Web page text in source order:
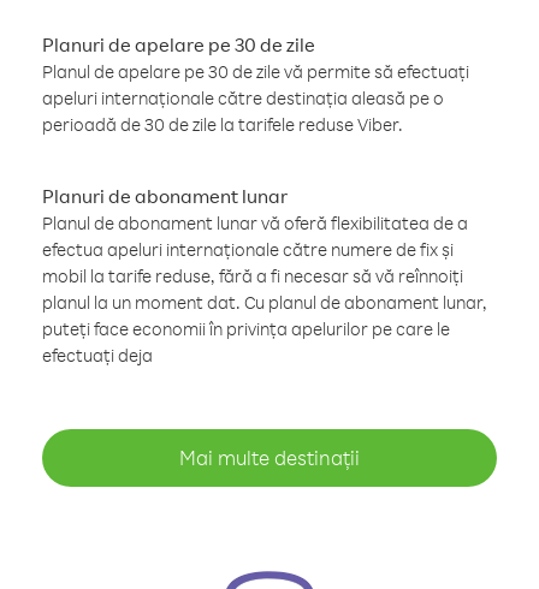
Planuri de apelare pe 30 de zile
Planul de apelare pe 30 de zile vă permite să efectuați
apeluri internaționale către destinația aleasă pe o
perioadă de 30 de zile la tarifele reduse Viber.
Planuri de abonament lunar
Planul de abonament lunar vă oferă flexibilitatea de a
efectua apeluri internaționale către numere de fix și
mobil la tarife reduse, fără a fi necesar să vă reînnoiți
planul la un moment dat. Cu planul de abonament lunar,
puteți face economii în privința apelurilor pe care le
efectuați deja
Mai multe destinații